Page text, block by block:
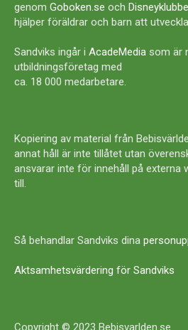
genom Goboken.se och
hjälper föräldrar och barn att
Sandviks ingår i AcadeMedia som är
utbildningsföretag med
ca. 18 000 medarbetare.
Kopiering av material från
annat håll är inte tillåtet utan
ansvarar inte för innehåll på externa
till.
Så behandlar Sandviks dina
Aktsamhetsvärdering för Sandviks
Copyright © 2023 Bebisvarlden.se